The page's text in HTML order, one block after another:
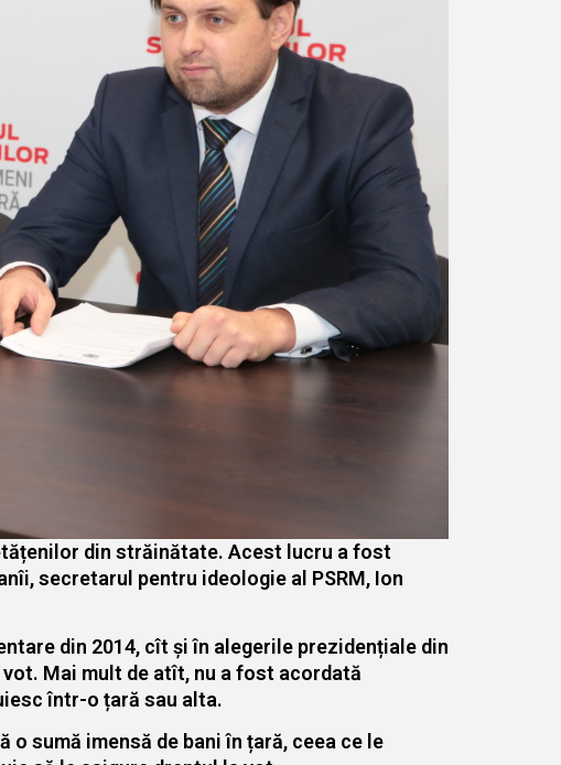
din străinătate. Acest lucru a fost
secretarul pentru ideologie al PSRM, Ion
din 2014, cît și în alegerile prezidențiale din
Mai mult de atît, nu a fost acordată
într-o țară sau alta.
sumă imensă de bani în țară, ceea ce le